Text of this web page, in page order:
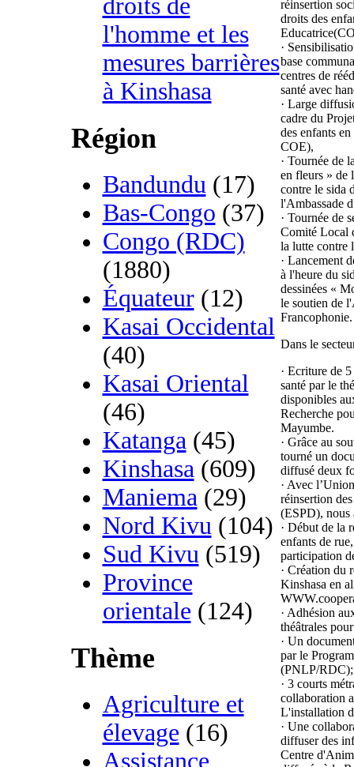
droits de
l'homme et les
mesures barrières
à Kinshasa
Région
Bandundu(17)
Bas-Congo (37)
Congo (RDC)
(1880)
Équateur(12)
Kasai Occidental
(40)
Kasai Oriental
(46)
Katanga(45)
Kinshasa(609)
Maniema(29)
Nord Kivu(104)
Sud Kivu(519)
Province
orientale (124)
Thème
Agriculture et
élevage (16)
Assistance
réinsertion
droits des
·
base
centres de
santé avec
· Large
cadre du
des enfants
COE),
· Tournée de
en fleurs » de
contre le sida
l'Ambassade
· Tournée de
Comité Local
la lutte contre
· Lancement
à l'heure du
dessinées «
le soutien de
Francophonie.
Dans le
· Ecriture de
santé par le
disponibles
Recherche
Mayumbe.
· Grâce au
tourné un
diffusé deux
· Avec
réinsertion
(ESPD), nous
· Début de la
enfants de
participation
· Création du
Kinshasa en
· Adhésion
théâtrales
· Un
par le
(PNLP/RDC);
· 3 courts
collaboration
L'installation
· Une
diffuser des
Centre